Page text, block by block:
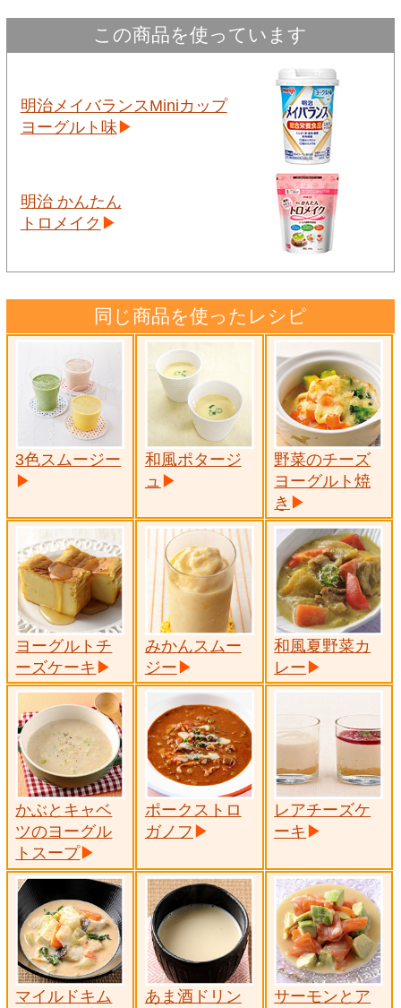
この商品を使っています
明治メイバランスMiniカップ
ヨーグルト味
明治 かんたん
トロメイク
同じ商品を使ったレシピ
3色スムージー
和風ポタージ
ュ
野菜のチーズ
ヨーグルト焼
き
ヨーグルトチ
ーズケーキ
みかんスムー
ジー
和風夏野菜カ
レー
かぶとキャベ
ツのヨーグル
トスープ
ポークストロ
ガノフ
レアチーズケ
ーキ
マイルドキム
あま酒ドリン
サーモンとア